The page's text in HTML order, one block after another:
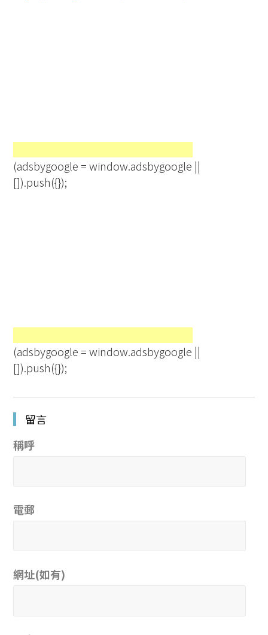
(adsbygoogle = window.adsbygoogle ||
[]).push({});
(adsbygoogle = window.adsbygoogle ||
[]).push({});
留言
稱呼
電郵
網址(如有)